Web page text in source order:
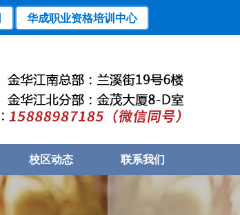
华成职业资格培训中心
校区动态 联系我们